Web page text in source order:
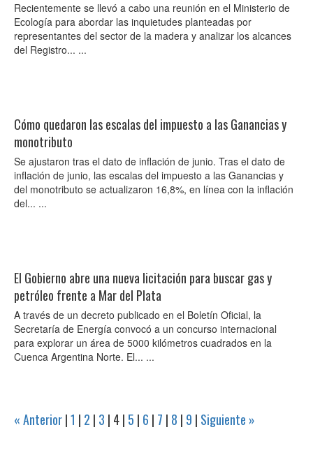
Recientemente se llevó a cabo una reunión en el Ministerio de
Ecología para abordar las inquietudes planteadas por
representantes del sector de la madera y analizar los alcances
del Registro... ...
Cómo quedaron las escalas del impuesto a las Ganancias y
monotributo
Se ajustaron tras el dato de inflación de junio. Tras el dato de
inflación de junio, las escalas del impuesto a las Ganancias y
del monotributo se actualizaron 16,8%, en línea con la inflación
del... ...
El Gobierno abre una nueva licitación para buscar gas y
petróleo frente a Mar del Plata
A través de un decreto publicado en el Boletín Oficial, la
Secretaría de Energía convocó a un concurso internacional
para explorar un área de 5000 kilómetros cuadrados en la
Cuenca Argentina Norte. El... ...
« Anterior|1 | 2 | 3 | 4| 5 | 6 | 7 | 8 | 9 | Siguiente »